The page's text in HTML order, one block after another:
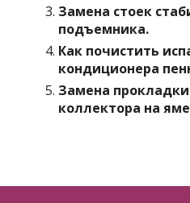
Замена стоек
подъемника.
Как почистить
кондиционера
Замена
коллектора на